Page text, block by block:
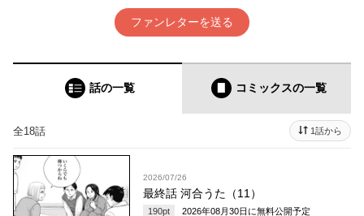
ファンレターを送る
話の一覧 コミックスの一覧
全18話 1話から
2026/07/26
最終話 河合うた（11）
190pt 2026年08月30日 に無料公開予定